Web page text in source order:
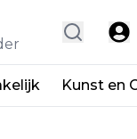
Kunst en